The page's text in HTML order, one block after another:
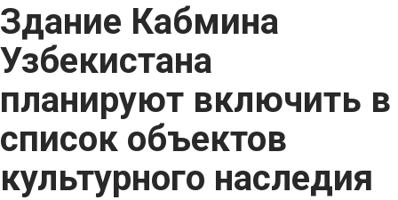
Здание Кабмина
Узбекистана
планируют включить в
список объектов
культурного наследия